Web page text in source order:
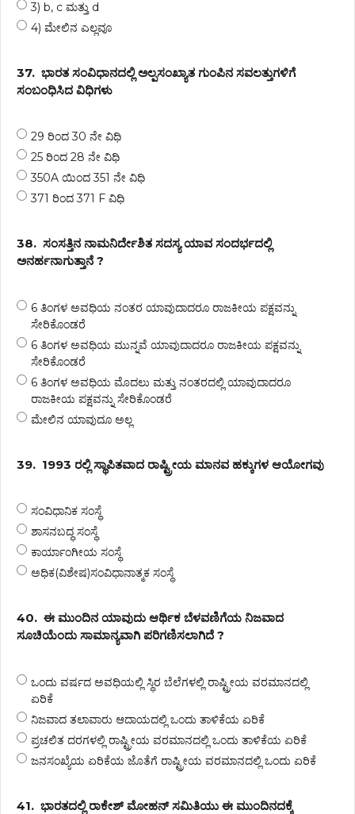
3) b, c ಮತ್ತು d
4) ಮೇಲಿನ ಎಲ್ಲವೂ
37. ಭಾರತ ಸಂವಿಧಾನದಲ್ಲಿ ಅಲ್ಪಸಂಖ್ಯಾತ ಗುಂಪಿನ ಸವಲತ್ತುಗಳಿಗೆ
ಸಂಬಂಧಿಸಿದ ವಿಧಿಗಳು
29 ರಿಂದ 30 ನೇ ವಿಧಿ
25 ರಿಂದ 28 ನೇ ವಿಧಿ
350A ಯಿಂದ 351 ನೇ ವಿಧಿ
371 ರಿಂದ 371 F ವಿಧಿ
38. ಸಂಸತ್ತಿನ ನಾಮನಿರ್ದೇಶಿತ ಸದಸ್ಯ ಯಾವ ಸಂದರ್ಭದಲ್ಲಿ
ಅನರ್ಹನಾಗುತ್ತಾನೆ ?
6 ತಿಂಗಳ ಅವಧಿಯ ನಂತರ ಯಾವುದಾದರೂ ರಾಜಕೀಯ ಪಕ್ಷವನ್ನು
ಸೇರಿಕೊಂಡರೆ
6 ತಿಂಗಳ ಅವಧಿಯ ಮುನ್ನವೆ ಯಾವುದಾದರೂ ರಾಜಕೀಯ ಪಕ್ಷವನ್ನು
ಸೇರಿಕೊಂಡರೆ
6 ತಿಂಗಳ ಅವಧಿಯ ಮೊದಲು ಮತ್ತು ನಂತರದಲ್ಲಿ ಯಾವುದಾದರೂ
ರಾಜಕೀಯ ಪಕ್ಷವನ್ನು ಸೇರಿಕೊಂಡರೆ
ಮೇಲಿನ ಯಾವುದೂ ಅಲ್ಲ
39. 1993 ರಲ್ಲಿ ಸ್ಥಾಪಿತವಾದ ರಾಷ್ಟ್ರೀಯ ಮಾನವ ಹಕ್ಕುಗಳ ಆಯೋಗವು
ಸಂವಿಧಾನಿಕ ಸಂಸ್ಥೆ
ಶಾಸನಬದ್ಧ ಸಂಸ್ಥೆ
ಕಾರ್ಯಾಂಗೀಯ ಸಂಸ್ಥೆ
ಅಧಿಕ(ವಿಶೇಷ)ಸಂವಿಧಾನಾತ್ಮಕ ಸಂಸ್ಥೆ
40. ಈ ಮುಂದಿನ ಯಾವುದು ಆರ್ಥಿಕ ಬೆಳವಣಿಗೆಯ ನಿಜವಾದ
ಸೂಚಿಯೆಂದು ಸಾಮಾನ್ಯವಾಗಿ ಪರಿಗಣಿಸಲಾಗಿದೆ ?
ಒಂದು ವರ್ಷದ ಅವಧಿಯಲ್ಲಿ ಸ್ಥಿರ ಬೆಲೆಗಳಲ್ಲಿ ರಾಷ್ಟ್ರೀಯ ವರಮಾನದಲ್ಲಿ
ಏರಿಕೆ
ನಿಜವಾದ ತಲಾವಾರು ಆದಾಯದಲ್ಲಿ ಒಂದು ತಾಳಿಕೆಯ ಏರಿಕೆ
ಪ್ರಚಲಿತ ದರಗಳಲ್ಲಿ ರಾಷ್ಟ್ರೀಯ ವರಮಾನದಲ್ಲಿ ಒಂದು ತಾಳಿಕೆಯ ಏರಿಕೆ
ಜನಸಂಖ್ಯೆಯ ಏರಿಕೆಯ ಜೊತೆಗೆ ರಾಷ್ಟ್ರೀಯ ವರಮಾನದಲ್ಲಿ ಒಂದು ಏರಿಕೆ
41. ಭಾರತದಲ್ಲಿ ರಾಕೇಶ್ ಮೋಹನ್ ಸಮಿತಿಯು ಈ ಮುಂದಿನದಕ್ಕೆ